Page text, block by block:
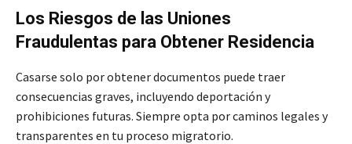
Los Riesgos de las Uniones
Fraudulentas para Obtener Residencia
Casarse solo por obtener documentos puede traer
consecuencias graves, incluyendo deportación y
prohibiciones futuras. Siempre opta por caminos legales y
transparentes en tu proceso migratorio.